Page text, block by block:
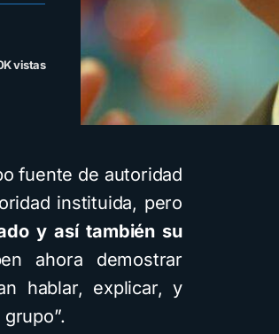
vistas
fuente de autoridad
instituida, pero
y así también su
ahora demostrar
hablar, explicar, y